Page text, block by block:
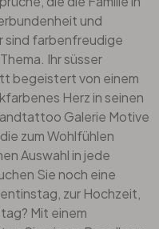
und
sind farbenfreudige
Ihr süsser
begeistert von einem
Herz in seinen
Galerie Motive
zum Wohlfühlen
Auswahl in jede
Sie noch eine
zur Hochzeit,
Mit einem